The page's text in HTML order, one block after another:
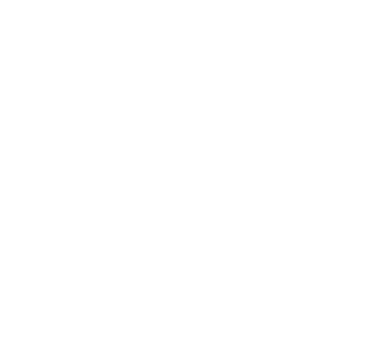
ventil forfatteren
af denne